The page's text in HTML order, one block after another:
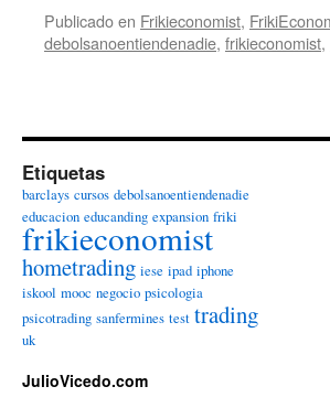
Publicado en Frikieconomist,
debolsanoentiendenadie, frikieconomist,
Etiquetas
barclays cursos debolsanoentiendenadie
educacion educanding expansion friki
frikieconomist
hometrading iese ipad iphone
iskool mooc negocio psicologia
psicotrading sanfermines test trading
uk
JulioVicedo.com